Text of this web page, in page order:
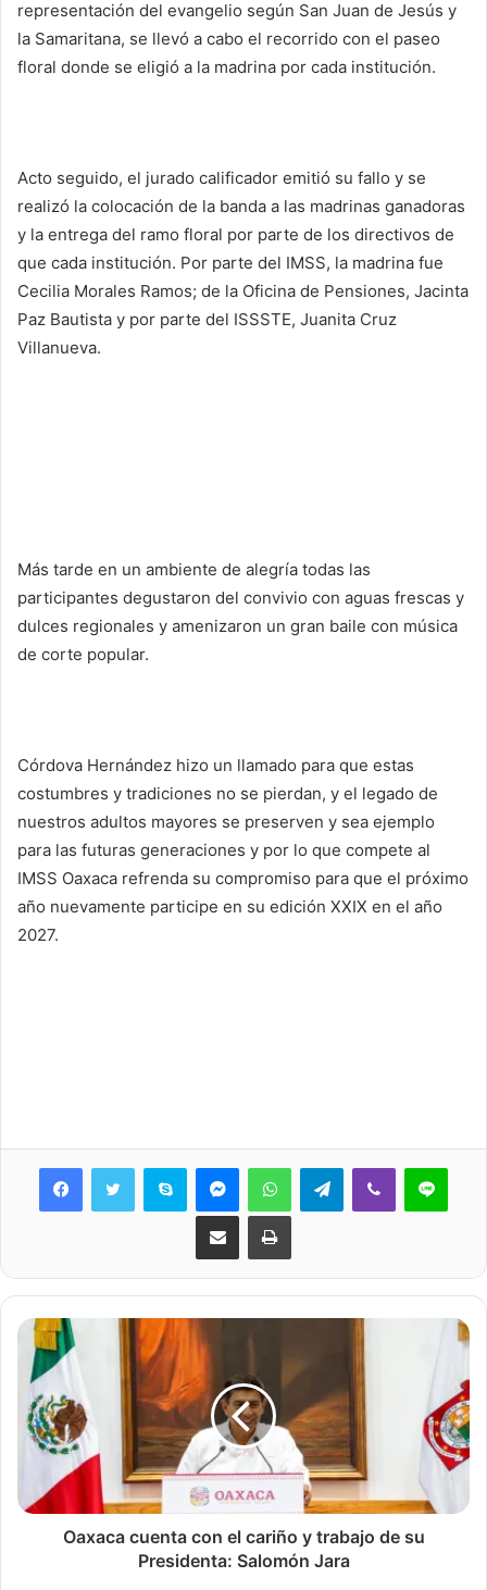
representación del evangelio según San Juan de Jesús y
la Samaritana, se llevó a cabo el recorrido con el paseo
floral donde se eligió a la madrina por cada institución.
Acto seguido, el jurado calificador emitió su fallo y se
realizó la colocación de la banda a las madrinas ganadoras
y la entrega del ramo floral por parte de los directivos de
que cada institución. Por parte del IMSS, la madrina fue
Cecilia Morales Ramos; de la Oficina de Pensiones, Jacinta
Paz Bautista y por parte del ISSSTE, Juanita Cruz
Villanueva.
Más tarde en un ambiente de alegría todas las
participantes degustaron del convivio con aguas frescas y
dulces regionales y amenizaron un gran baile con música
de corte popular.
Córdova Hernández hizo un llamado para que estas
costumbres y tradiciones no se pierdan, y el legado de
nuestros adultos mayores se preserven y sea ejemplo
para las futuras generaciones y por lo que compete al
IMSS Oaxaca refrenda su compromiso para que el próximo
año nuevamente participe en su edición XXIX en el año
2027.
Skype MessengerWhatsAppTelegramViber Line
Share via Email Print
Oaxaca cuenta con el cariño y trabajo de su
Presidenta: Salomón Jara